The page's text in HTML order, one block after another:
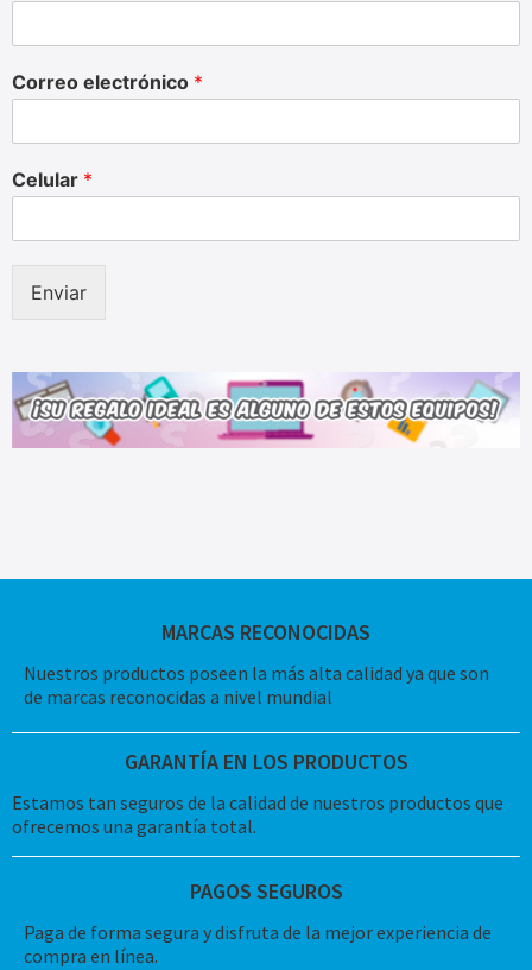
Correo electrónico *
Celular *
Enviar
MARCAS RECONOCIDAS
Nuestros productos poseen la más alta calidad ya que son
de marcas reconocidas a nivel mundial
GARANTÍA EN LOS PRODUCTOS
Estamos tan seguros de la calidad de nuestros productos que
ofrecemos una garantía total.
PAGOS SEGUROS
Paga de forma segura y disfruta de la mejor experiencia de
compra en línea.